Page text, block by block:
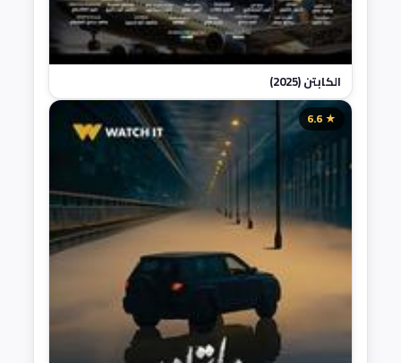
الكابتن (2025)
★ 6.6